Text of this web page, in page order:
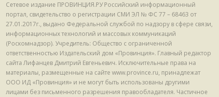
Сетевое издание ПРОВИНЦИЯ.РУ Российский информационный
портал, свидетельство о регистрации СМИ ЭЛ № ФС 77 – 68463 от
27.01.2017г., выдано Федеральной службой по надзору в сфере связи,
информационных технологий и массовых коммуникаций
(Роскомнадзор). Учредитель: Общество с ограниченной
ответственностью Издательский дом «Провинция». Главный редактор
сайта Лифанцев Дмитрий Евгеньевич. Исключительные права на
материалы, размещенные на сайте www.province.ru, принадлежат
ООО ИД «Провинция» и не могут быть использованы другими
лицами без письменного разрешения правообладателя. Частичное